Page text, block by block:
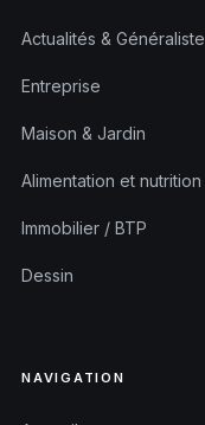
Actualités & Généraliste
Entreprise
Maison & Jardin
Alimentation et nutrition
Immobilier / BTP
Dessin
NAVIGATION